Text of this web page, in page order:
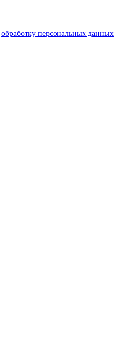
обработку персональных данных